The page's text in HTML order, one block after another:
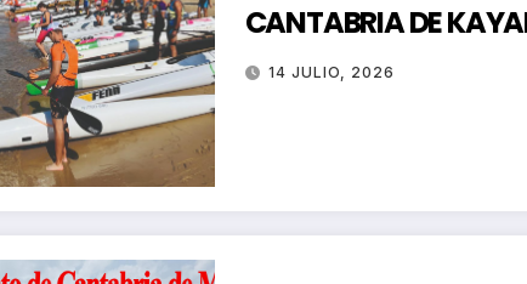
CANTABRIA DE
DE MAR
14 JULIO, 2026